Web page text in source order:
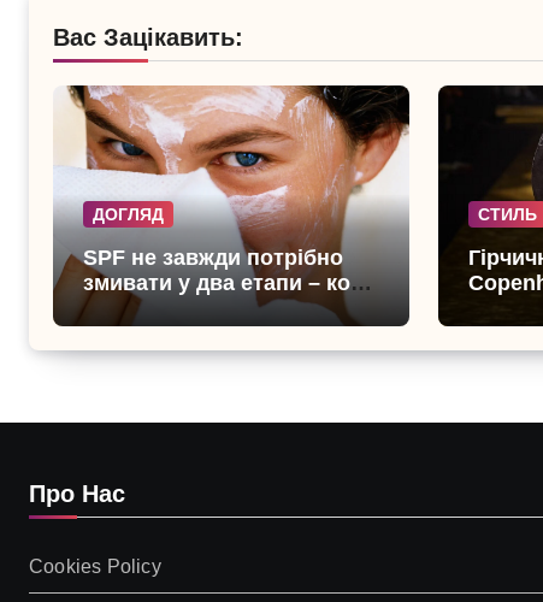
Вас Зацікавить:
ДОГЛЯД
SPF не завжди потрібно
змивати у два етапи – коли
одного очищення
достатньо
СТИЛЬ
6
літо в
Про Нас
Cookies Policy